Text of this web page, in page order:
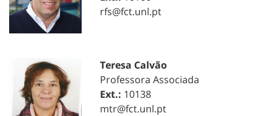
rfs@fct.unl.pt
Teresa Calvão
Professora Associada
Ext.: 10138
mtr@fct.unl.pt